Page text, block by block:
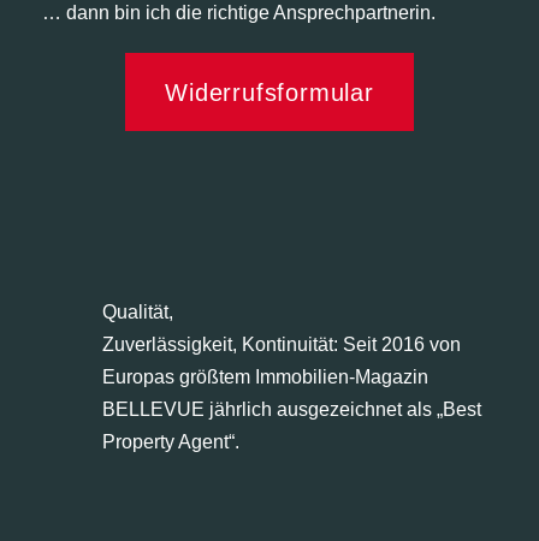
… dann bin ich die richtige Ansprechpartnerin.
Widerrufsformular
Qualität,
Zuverlässigkeit, Kontinuität: Seit 2016 von
Europas größtem Immobilien-Magazin
BELLEVUE jährlich ausgezeichnet als „Best
Property Agent“.